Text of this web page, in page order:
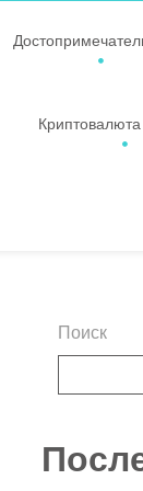
Поиск